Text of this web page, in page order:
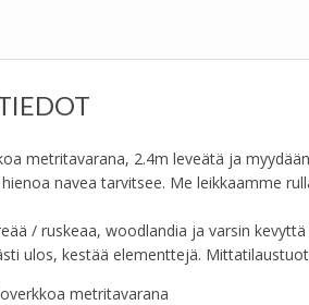
metritavarana, 2.4m leveätä ja
navea tarvitsee. Me leikkaamme
/ ruskeaa, woodlandia ja varsin
ulos, kestää elementtejä.
metritavarana